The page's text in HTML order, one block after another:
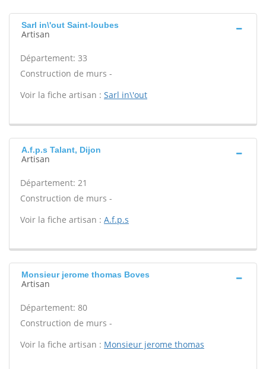
Sarl in\'out Saint-loubes
Artisan
Département: 33
Construction de murs -
Voir la fiche artisan : Sarl in\'out
A.f.p.s Talant, Dijon
Artisan
Département: 21
Construction de murs -
Voir la fiche artisan : A.f.p.s
Monsieur jerome thomas Boves
Artisan
Département: 80
Construction de murs -
Voir la fiche artisan : Monsieur jerome thomas